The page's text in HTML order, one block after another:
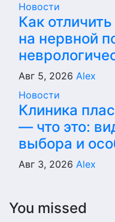
Новости
Как
на нервной
Авг 5, 2026 Alex
Новости
Клиника
— что это:
выбора и
Авг 3, 2026 Alex
You missed